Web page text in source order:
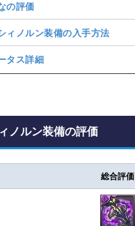
の評価
ィノルン装備の入手方法
タス詳細
ノルン装備の評価
総合評価